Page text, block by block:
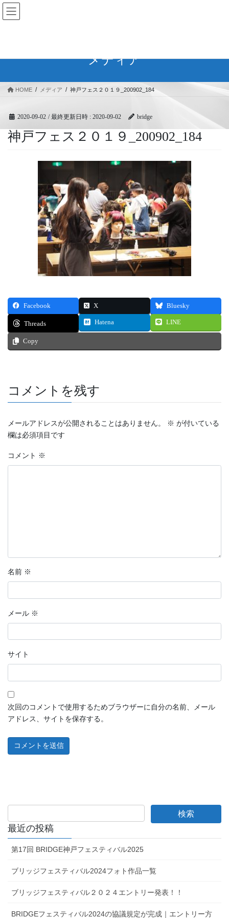
コ
ン
へ
ナ
ビ
ョ
メディア
HOME メディア 神戸フェス２０１９_200902_184
2020-09-02 / 最終更新日時 : 2020-09-02 bridge
神戸フェス２０１９_200902_184
Facebook X Bluesky
Threads Hatena LINE
Copy
コメントを残す
メールアドレスが公開されることはありません。 ※ が付いている
欄は必須項目です
コメント ※
名前 ※
メール ※
サイト
次回のコメントで使用するためブラウザーに自分の名前、メール
アドレス、サイトを保存する。
最近の投稿
第17回 BRIDGE神戸フェスティバル2025
ブリッジフェスティバル2024フォト作品一覧
ブリッジフェスティバル２０２４エントリー発表！！
BRIDGEフェスティバル2024の協議規定が完成｜エントリー方